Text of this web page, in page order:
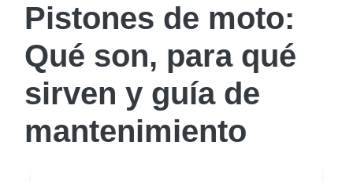
Pistones de moto:
Qué son, para qué
sirven y guía de
mantenimiento